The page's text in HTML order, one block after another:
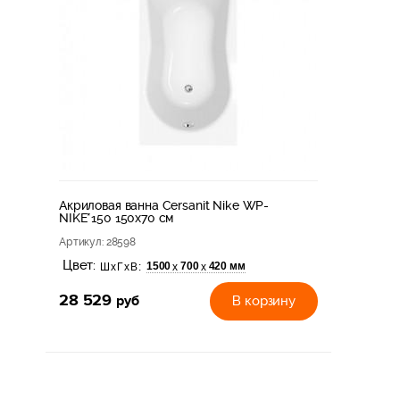
Акриловая ванна Cersanit Nike WP-
NIKE*150 150x70 см
Артикул: 28598
Цвет: ШхГхВ: 1500х 700х 420 мм
28 529 руб В корзину